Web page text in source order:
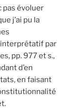
pas évoluer
j’ai pu la
par
pp. 977 et s.,
d’en
en faisant